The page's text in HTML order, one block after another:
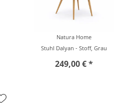
Natura Home
Stuhl Dalyan - Stoff, Grau
249,00 € *